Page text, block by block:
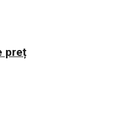
preț